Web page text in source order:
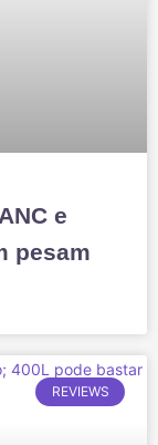
e
pesam
REVIEWS